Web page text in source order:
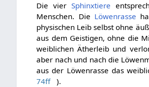
Die vier Sphinxtiere
Menschen. Die Löwenrasse
physischen Leib selbst ohne
aus dem Geistigen, ohne die
weiblichen Ätherleib und
aber nach und nach die
aus der Löwenrasse das
74ff
).